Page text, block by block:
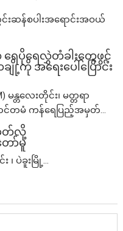
င်းဆန်စပါးအရောင်းအဝယ်
ေပိုရေလွှဲတံခါးတွေဖွင့်
ကို အရေးပေါ်ပြောင်း
မန္တလေးတိုင်း၊ မတ္တရာ
တမံ ကန်ရေပြည့်အမှတ်...
ခုတ်လို့
ော်မူ
ပဲခူးမြို့...